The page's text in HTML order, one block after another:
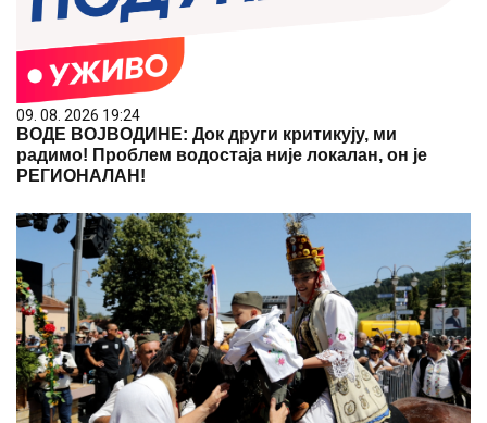
09. 08. 2026 19:24
ВОДЕ ВОЈВОДИНЕ: Док други критикују, ми
радимо! Проблем водостаја није локалан, он је
РЕГИОНАЛАН!